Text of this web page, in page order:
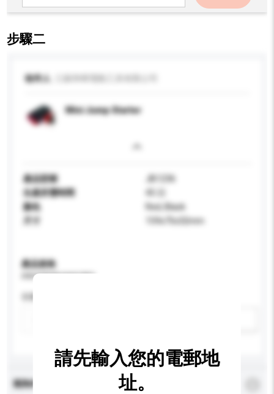
步驟二
收件人
Mini Jump Starter
產品型號
JB1236
生產所需時間
45 日
顏色
Red, Black
159x75x32mm
產品規格
請提供您對產品的特定要求。
查詢內容
請先輸入您的電郵地
址。